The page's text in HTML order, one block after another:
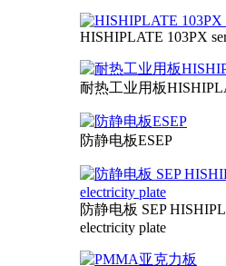
HISHIPLATE 103PX
耐热工业用板
防静电板ESEP
防静电板 SEP
electricity plate